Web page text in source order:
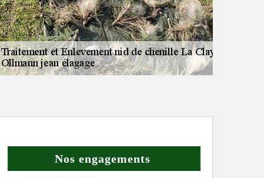
Nos engagements